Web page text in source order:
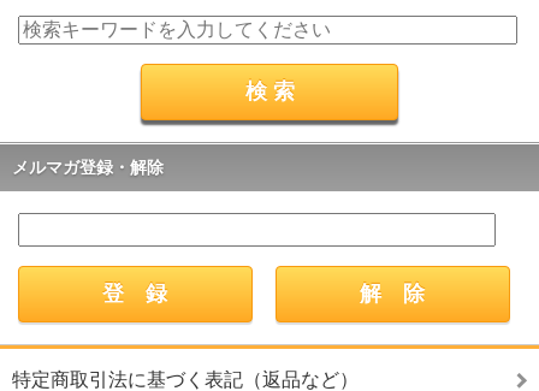
メルマガ登録・解除
特定商取引法に基づく表記（返品など）